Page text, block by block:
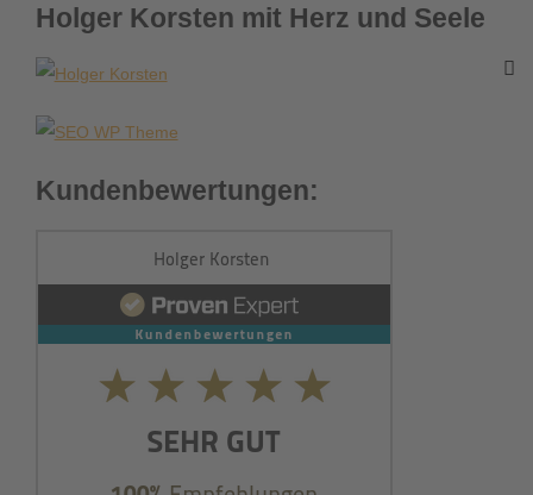
Holger Korsten mit Herz und Seele
Kundenbewertungen: